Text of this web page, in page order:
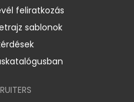
feliratkozás
sablonok